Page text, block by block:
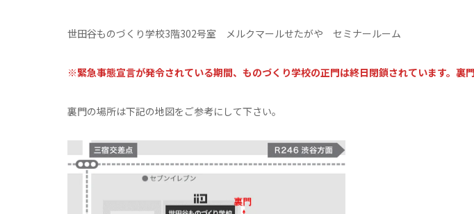
世田谷ものづくり学校3階302号室 メルクマールせたがや セミナールーム
※緊急事態宣言が発令されている期間、ものづくり学校の正門は終日閉鎖されています。裏
裏門の場所は下記の地図をご参考にして下さい。